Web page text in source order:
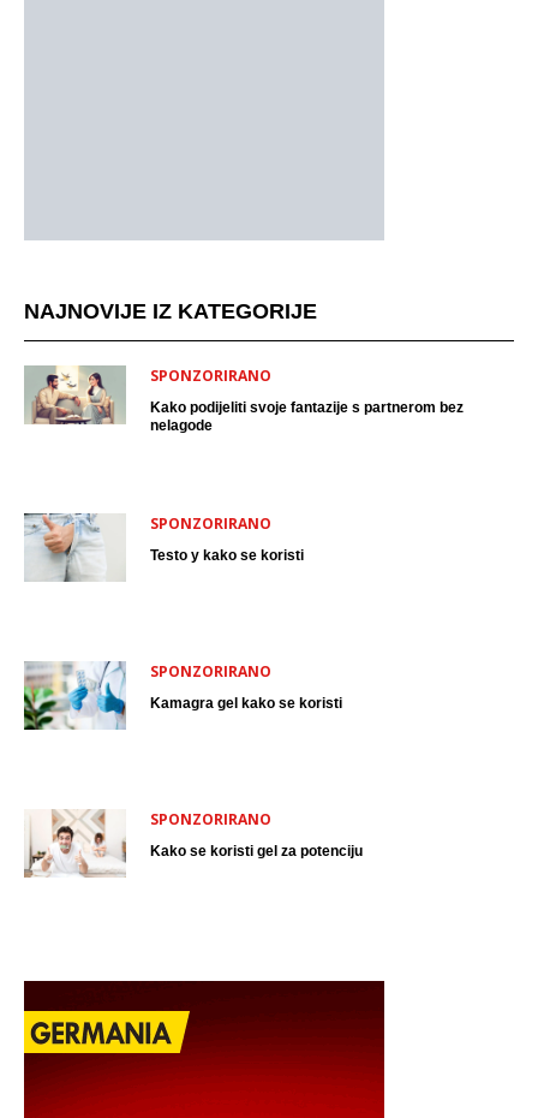
NAJNOVIJE IZ KATEGORIJE
SPONZORIRANO
Kako podijeliti svoje fantazije s partnerom bez
nelagode
SPONZORIRANO
Testo y kako se koristi
SPONZORIRANO
Kamagra gel kako se koristi
SPONZORIRANO
Kako se koristi gel za potenciju